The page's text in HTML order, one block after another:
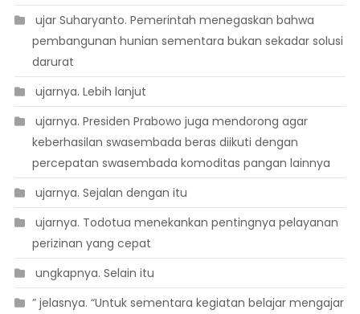
 ujar Suharyanto. Pemerintah menegaskan bahwa
pembangunan hunian sementara bukan sekadar solusi
darurat
 ujarnya. Lebih lanjut
 ujarnya. Presiden Prabowo juga mendorong agar
keberhasilan swasembada beras diikuti dengan
percepatan swasembada komoditas pangan lainnya
 ujarnya. Sejalan dengan itu
 ujarnya. Todotua menekankan pentingnya pelayanan
perizinan yang cepat
 ungkapnya. Selain itu
” jelasnya. “Untuk sementara kegiatan belajar mengajar